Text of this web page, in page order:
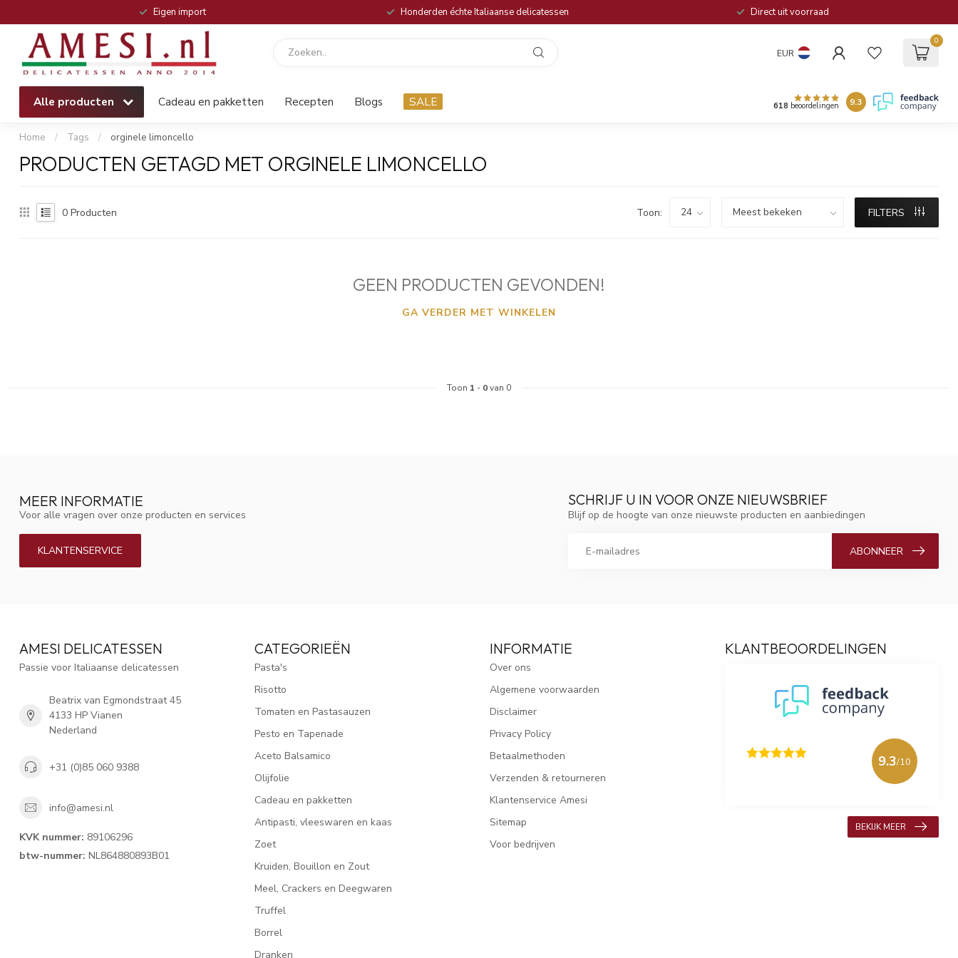
Eigen import Honderden échte Italiaanse delicatessen Direct uit voorraad
EUR
0
Alle producten Cadeau en pakketten Recepten Blogs SALE 618 beoordelingen 9.3
Home / Tags / orginele limoncello
PRODUCTEN GETAGD MET ORGINELE LIMONCELLO
0 Producten Toon: FILTERS
GEEN PRODUCTEN GEVONDEN!
GA VERDER MET WINKELEN
Toon 1 - 0van 0
MEER INFORMATIE
Voor alle vragen over onze producten en services
KLANTENSERVICE
SCHRIJF U IN VOOR ONZE NIEUWSBRIEF
Blijf op de hoogte van onze nieuwste producten en aanbiedingen
ABONNEER
AMESI DELICATESSEN
Passie voor Italiaanse delicatessen
Beatrix van Egmondstraat 45
4133 HP Vianen
Nederland
+31 (0)85 060 9388
info@amesi.nl
KVK nummer: 89106296
btw-nummer: NL864880893B01
CATEGORIEËN
Pasta's
Risotto
Tomaten en Pastasauzen
Pesto en Tapenade
Aceto Balsamico
Olijfolie
Cadeau en pakketten
Antipasti, vleeswaren en kaas
Zoet
Kruiden, Bouillon en Zout
Meel, Crackers en Deegwaren
Truffel
Borrel
Dranken
INFORMATIE
Over ons
Algemene voorwaarden
Disclaimer
Privacy Policy
Betaalmethoden
Verzenden & retourneren
Klantenservice Amesi
Sitemap
Voor bedrijven
KLANTBEOORDELINGEN
9.3/10
BEKIJK MEER